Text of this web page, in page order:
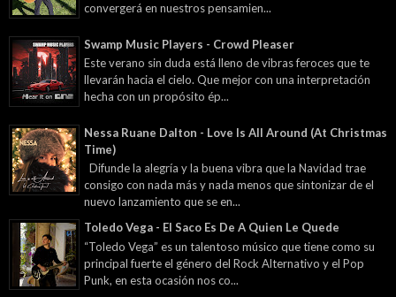
convergerá en nuestros pensamien...
Swamp Music Players - Crowd Pleaser
Este verano sin duda está lleno de vibras feroces que te
llevarán hacia el cielo. Que mejor con una interpretación
hecha con un propósito ép...
Nessa Ruane Dalton - Love Is All Around (At Christmas
Time)
Difunde la alegría y la buena vibra que la Navidad trae
consigo con nada más y nada menos que sintonizar de el
nuevo lanzamiento que se en...
Toledo Vega - El Saco Es De A Quien Le Quede
“Toledo Vega” es un talentoso músico que tiene como su
principal fuerte el género del Rock Alternativo y el Pop
Punk, en esta ocasión nos co...